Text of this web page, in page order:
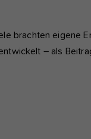
brachten eigene
– als